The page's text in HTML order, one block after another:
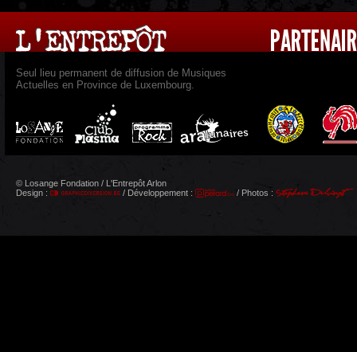
Seul lieu permanent de diffusion de Musiques
Actuelles en Province de Luxembourg.
© Losange Fondation / L'Entrepôt Arlon
Design :
/ Développement : / Photos :